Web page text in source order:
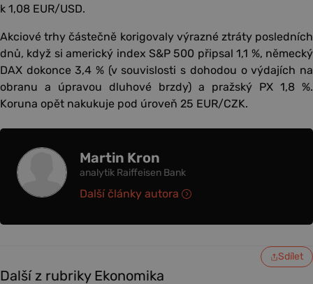
k 1,08 EUR/USD.
Akciové trhy částečně korigovaly výrazné ztráty posledních
dnů, když si americký index S&P 500 připsal 1,1 %, německý
DAX dokonce 3,4 % (v souvislosti s dohodou o výdajích na
obranu a úpravou dluhové brzdy) a pražský PX 1,8 %.
Koruna opět nakukuje pod úroveň 25 EUR/CZK.
Martin Kron
analytik Raiffeisen Bank
Další články autora
Sdílet
Další z rubriky Ekonomika